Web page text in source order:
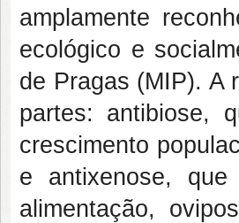
amplamente
ecológico e
de Pragas (MIP). A
partes: antibiose,
crescimento
e antixenose,
alimentação,